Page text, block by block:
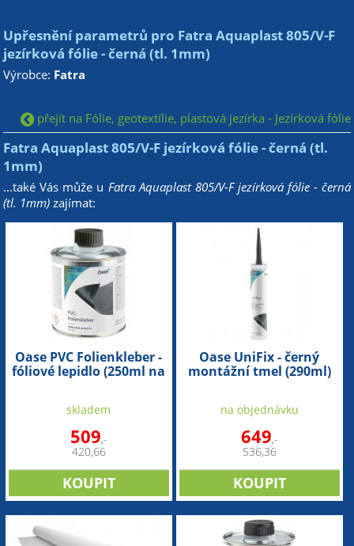
Upřesnění parametrů pro Fatra Aquaplast 805/V-F
jezírková fólie - černá (tl. 1mm)
Výrobce: Fatra
přejít na Fólie, geotextílie, plastová jezírka - Jezírková fólie
Fatra Aquaplast 805/V-F jezírková fólie - černá (tl.
1mm)
...také Vás může u Fatra Aquaplast 805/V-F jezírková fólie - černá
(tl. 1mm) zajímat:
Oase PVC Folienkleber -
fóliové lepidlo (250ml na
skladem
509,-
420,66
Oase UniFix - černý
montážní tmel (290ml)
na objednávku
649,-
536,36